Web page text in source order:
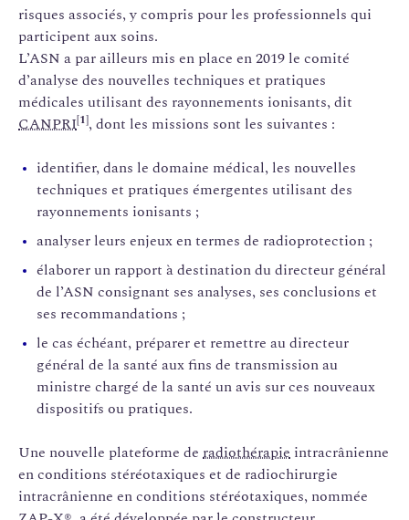
risques associés, y compris pour les professionnels qui
participent aux soins.
L’ASN a par ailleurs mis en place en 2019 le comité
d’analyse des nouvelles techniques et pratiques
médicales utilisant des rayonnements ionisants, dit
CANPRI[1], dont les missions sont les suivantes :
identifier, dans le domaine médical, les nouvelles
techniques et pratiques émergentes utilisant des
rayonnements ionisants ;
analyser leurs enjeux en termes de radioprotection ;
élaborer un rapport à destination du directeur général
de l’ASN consignant ses analyses, ses conclusions et
ses recommandations ;
le cas échéant, préparer et remettre au directeur
général de la santé aux fins de transmission au
ministre chargé de la santé un avis sur ces nouveaux
dispositifs ou pratiques.
Une nouvelle plateforme de radiothérapie intracrânienne
en conditions stéréotaxiques et de radiochirurgie
intracrânienne en conditions stéréotaxiques, nommée